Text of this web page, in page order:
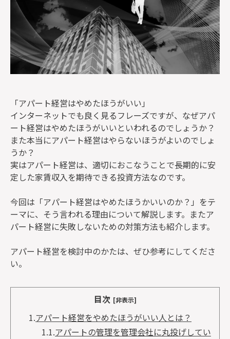
「アパート経営はやめたほうがいい」
インターネットでも良く見るフレーズですが、なぜアパ
ート経営はやめたほうがいいといわれるのでしょうか？
また本当にアパート経営はやらないほうがよいのでしょ
うか？
実はアパート経営は、適切におこなうことで長期的に安
定した家賃収入を期待できる投資方法なのです。
今回は「アパート経営はやめたほうかいいのか？」をテ
ーマに、そう言われる理由について解説します。またア
パート経営に失敗しないための対策方法も紹介します。
アパート経営を検討中のかたは、ぜひ参考にしてくださ
い。
目次 [非表示]
1.アパート経営をやめたほうがいい人とは？
1.1.アパートの管理を管理会社に丸投げしてい